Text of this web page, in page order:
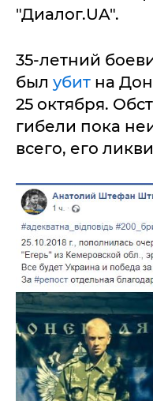
"Диалог.UA".
35-летний
был убит на
25 октября.
гибели пока
всего, его